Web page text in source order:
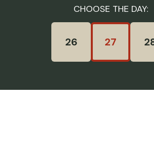
CHOOSE THE DAY:
26 27